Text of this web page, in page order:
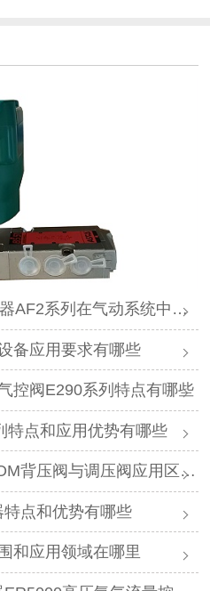
列在气动系统中作用是什么
备应用要求有哪些
控阀E290系列特点有哪些
特点和应用优势有哪些
阀与调压阀应用区别是什么
点和优势有哪些
和应用领域在哪里